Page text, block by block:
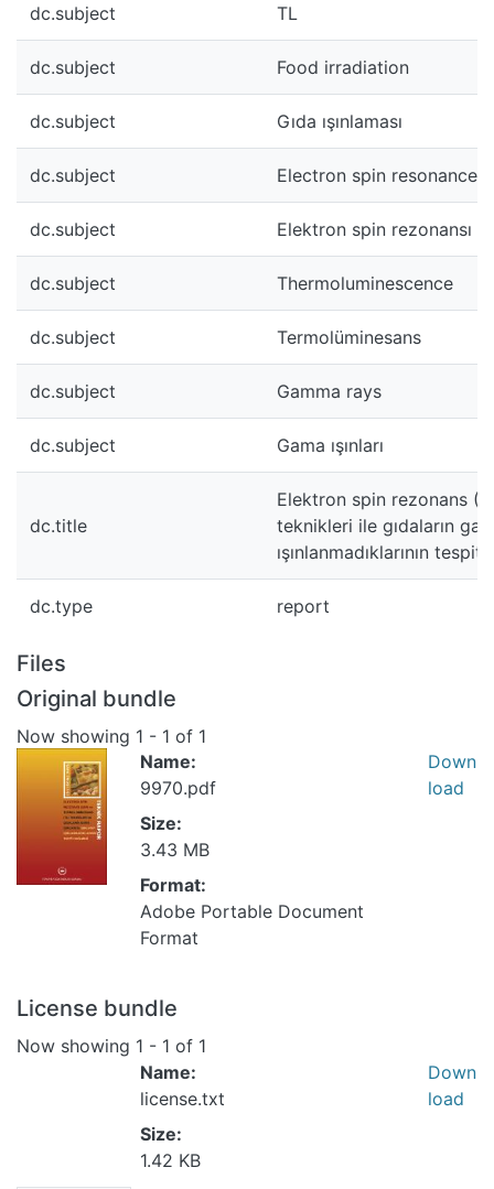
dc.subject TL
dc.subject Food irradiation
dc.subject Gıda ışınlaması
dc.subject Electron spin resonance
dc.subject Elektron spin rezonansı
dc.subject Thermoluminescence
dc.subject Termolüminesans
dc.subject Gamma rays
dc.subject Gama ışınları
dc.title
Elektron spin rezonans
teknikleri ile gıdaların
ışınlanmadıklarının
dc.type report
Files
Original bundle
Now showing 1 - 1 of 1
Name:
9970.pdf
Size:
3.43 MB
Format:
Adobe Portable Document
Format
Down
load
License bundle
Now showing 1 - 1 of 1
Name:
license.txt
Size:
1.42 KB
Down
load